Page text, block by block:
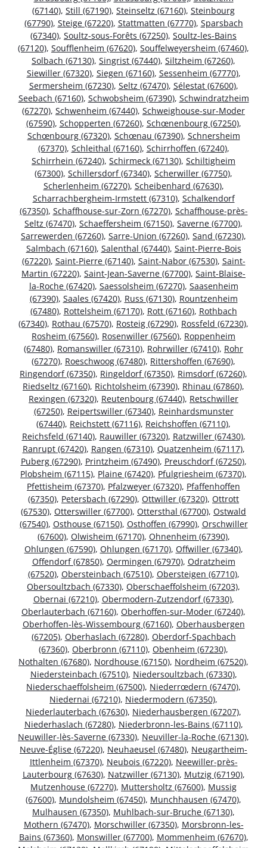
(67140), Still (67190), Steinseltz (67160), Steinbourg
(67790), Steige (67220), Stattmatten (67770), Sparsbach
(67340), Soultz-sous-Forêts (67250), Soultz-les-Bains
(67120), Soufflenheim (67620), Souffelweyersheim (67460),
Solbach (67130), Singrist (67440), Siltzheim (67260),
Siewiller (67320), Siegen (67160), Sessenheim (67770),
Sermersheim (67230), Seltz (67470), Sélestat (67600),
Seebach (67160), Schwobsheim (67390), Schwindratzheim
(67270), Schwenheim (67440), Schweighouse-sur-Moder
(67590), Schopperten (67260), Schœnenbourg (67250),
Schœnbourg (67320), Schœnau (67390), Schnersheim
(67370), Schleithal (67160), Schirrhoffen (67240),
Schirrhein (67240), Schirmeck (67130), Schiltigheim
(67300), Schillersdorf (67340), Scherwiller (67750),
Scherlenheim (67270), Scheibenhard (67630),
Scharrachbergheim-Irmstett (67310), Schalkendorf
(67350), Schaffhouse-sur-Zorn (67270), Schaffhouse-près-
Seltz (67470), Schaeffersheim (67150), Saverne (67700),
Sarrewerden (67260), Sarre-Union (67260), Sand (67230),
Salmbach (67160), Salenthal (67440), Saint-Pierre-Bois
(67220), Saint-Pierre (67140), Saint-Nabor (67530), Saint-
Martin (67220), Saint-Jean-Saverne (67700), Saint-Blaise-
la-Roche (67420), Saessolsheim (67270), Saasenheim
(67390), Saales (67420), Russ (67130), Rountzenheim
(67480), Rottelsheim (67170), Rott (67160), Rothbach
(67340), Rothau (67570), Rosteig (67290), Rossfeld (67230),
Rosheim (67560), Rosenwiller (67560), Roppenheim
(67480), Romanswiller (67310), Rohrwiller (67410), Rohr
(67270), Roeschwoog (67480), Rittershoffen (67690),
Ringendorf (67350), Ringeldorf (67350), Rimsdorf (67260),
Riedseltz (67160), Richtolsheim (67390), Rhinau (67860),
Rexingen (67320), Reutenbourg (67440), Retschwiller
(67250), Reipertswiller (67340), Reinhardsmunster
(67440), Reichstett (67116), Reichshoffen (67110),
Reichsfeld (67140), Rauwiller (67320), Ratzwiller (67430),
Ranrupt (67420), Rangen (67310), Quatzenheim (67117),
Puberg (67290), Printzheim (67490), Preuschdorf (67250),
Plobsheim (67115), Plaine (67420), Pfulgriesheim (67370),
Pfettisheim (67370), Pfalzweyer (67320), Pfaffenhoffen
(67350), Petersbach (67290), Ottwiller (67320), Ottrott
(67530), Otterswiller (67700), Ottersthal (67700), Ostwald
(67540), Osthouse (67150), Osthoffen (67990), Orschwiller
(67600), Olwisheim (67170), Ohnenheim (67390),
Ohlungen (67590), Ohlungen (67170), Offwiller (67340),
Offendorf (67850), Oermingen (67970), Odratzheim
(67520), Obersteinbach (67510), Obersteigen (67710),
Obersoultzbach (67330), Oberschaeffolsheim (67203),
Obernai (67210), Obermodern-Zutzendorf (67330),
Oberlauterbach (67160), Oberhoffen-sur-Moder (67240),
Oberhoffen-lès-Wissembourg (67160), Oberhausbergen
(67205), Oberhaslach (67280), Oberdorf-Spachbach
(67360), Oberbronn (67110), Obenheim (67230),
Nothalten (67680), Nordhouse (67150), Nordheim (67520),
Niedersteinbach (67510), Niedersoultzbach (67330),
Niederschaeffolsheim (67500), Niederrœdern (67470),
Niedernai (67210), Niedermodern (67350),
Niederlauterbach (67630), Niederhausbergen (67207),
Niederhaslach (67280), Niederbronn-les-Bains (67110),
Neuwiller-lès-Saverne (67330), Neuviller-la-Roche (67130),
Neuve-Église (67220), Neuhaeusel (67480), Neugartheim-
Ittlenheim (67370), Neubois (67220), Neewiller-près-
Lauterbourg (67630), Natzwiller (67130), Mutzig (67190),
Mutzenhouse (67270), Muttersholtz (67600), Mussig
(67600), Mundolsheim (67450), Munchhausen (67470),
Mulhausen (67350), Muhlbach-sur-Bruche (67130),
Mothern (67470), Morschwiller (67350), Morsbronn-les-
Bains (67360), Monswiller (67700), Mommenheim (67670),